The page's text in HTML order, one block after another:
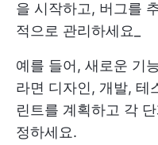
을 시작하고, 버그를
적으로 관리하세요_
예를 들어, 새로운 기
라면 디자인, 개발, 테
린트를 계획하고 각
정하세요.